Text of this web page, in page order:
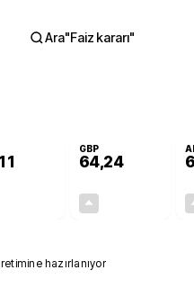
Ara"Faiz kararı"
GBP
64,24
hazırlanıyor